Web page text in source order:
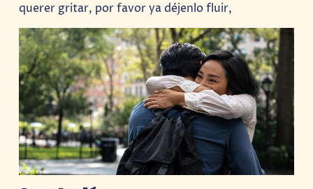
querer gritar, por favor ya déjenlo fluir,